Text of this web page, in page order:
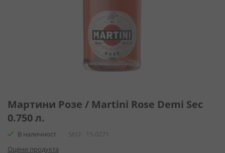
към
началото
на
галерия
Мартини Розе / Martini Rose Demi Sec
0.750 л.
В наличност SKU
15-0271
Оцени продукта